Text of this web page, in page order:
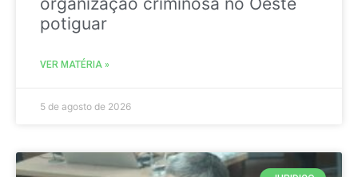
potiguar
VER MATÉRIA »
5 de agosto de 2026